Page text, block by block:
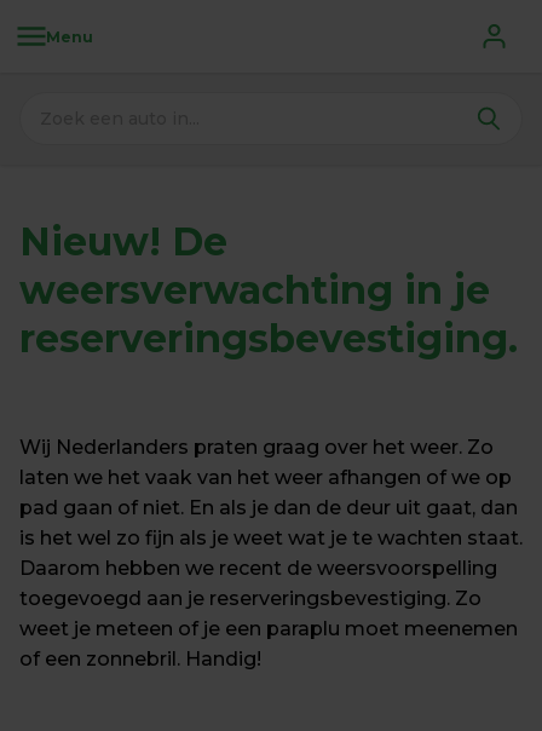
Menu
Nieuw! De
weersverwachting in je
reserveringsbevestiging.
Wij Nederlanders praten graag over het weer. Zo
laten we het vaak van het weer afhangen of we op
pad gaan of niet. En als je dan de deur uit gaat, dan
is het wel zo fijn als je weet wat je te wachten staat.
Daarom hebben we recent de weersvoorspelling
toegevoegd aan je reserveringsbevestiging. Zo
weet je meteen of je een paraplu moet meenemen
of een zonnebril. Handig!